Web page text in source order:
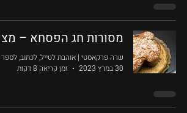
מסורות חג הפסחא –
שרה פרקאסטי | אוהבת לטייל, לכתוב, לספר
30 במרץ 2023
זמן קריאה 8 דקות